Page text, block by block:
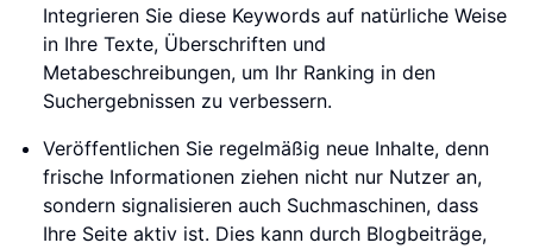
Integrieren Sie diese Keywords auf natürliche Weise
in Ihre Texte, Überschriften und
Metabeschreibungen, um Ihr Ranking in den
Suchergebnissen zu verbessern.
Veröffentlichen Sie regelmäßig neue Inhalte, denn
frische Informationen ziehen nicht nur Nutzer an,
sondern signalisieren auch Suchmaschinen, dass
Ihre Seite aktiv ist. Dies kann durch Blogbeiträge,